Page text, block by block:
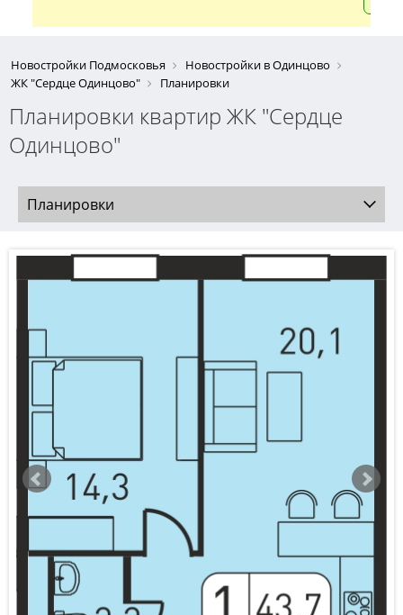
Новостройки Подмосковья
Новостройки в Одинцово
ЖК "Сердце Одинцово"
Планировки
Планировки квартир ЖК "Сердце
Одинцово"
Планировки